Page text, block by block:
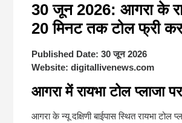
30 जून 2026: आगरा के
20 मिनट तक टोल फ्री
Published Date: 30 जून 2026
Website: digitallivenews.com
आगरा में रायभा टोल प्लाजा
आगरा के न्यू दक्षिणी बाईपास स्थित रायभा